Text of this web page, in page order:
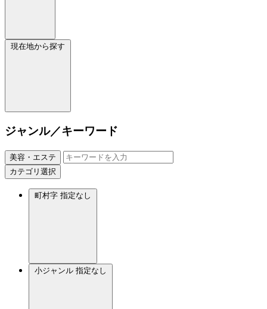
現在地から探す
ジャンル／キーワード
美容・エステ
カテゴリ選択
町村字 指定なし
小ジャンル 指定なし